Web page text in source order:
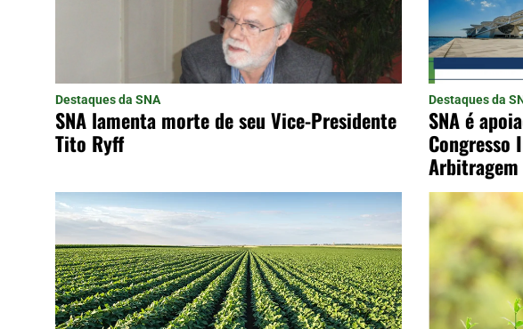
Destaques da SNA
SNA lamenta morte de seu Vice-Presidente
Tito Ryff
Destaques da
SNA é
Congresso
Arbitragem